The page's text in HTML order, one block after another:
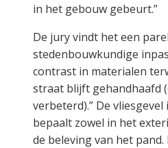
in het gebouw gebeurt.”
De jury vindt het een
stedenbouwkundige
contrast in materialen
straat blijft gehandhaafd
verbeterd).” De
bepaalt zowel in het
de beleving van het